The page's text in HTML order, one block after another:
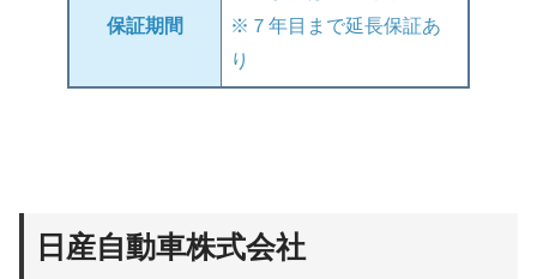
保証期間
※７年目まで延長保証あ
り
日 産自動車株式会社